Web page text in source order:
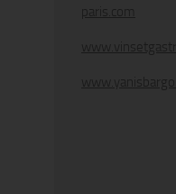
paris.com